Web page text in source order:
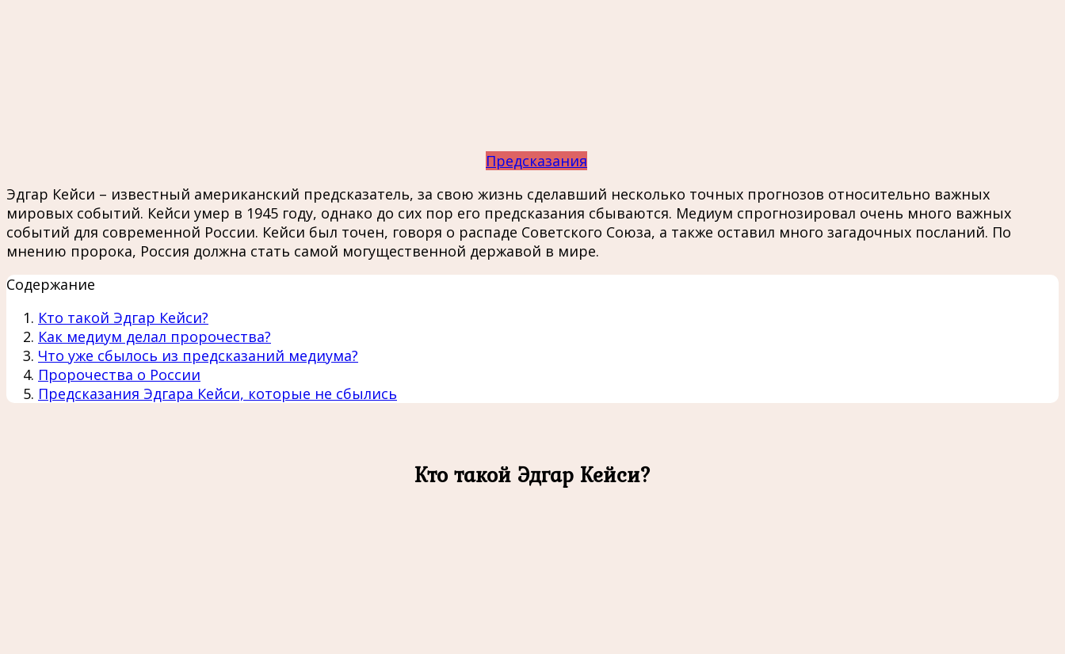
Предсказания
Эдгар Кейси – известный американский предсказатель, за свою жизнь сделавший несколько точных прогнозов относительно важных
мировых событий. Кейси умер в 1945 году, однако до сих пор его предсказания сбываются. Медиум спрогнозировал очень много важных
событий для современной России. Кейси был точен, говоря о распаде Советского Союза, а также оставил много загадочных посланий. По
мнению пророка, Россия должна стать самой могущественной державой в мире.
Содержание
Кто такой Эдгар Кейси?
Как медиум делал пророчества?
Что уже сбылось из предсказаний медиума?
Пророчества о России
Предсказания Эдгара Кейси, которые не сбылись
Кто такой Эдгар Кейси?